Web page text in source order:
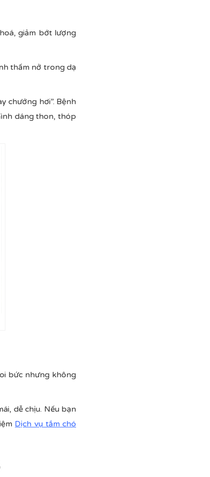
giảm bớt lượng
thấm nở trong dạ
chướng hơi”. Bệnh
dáng thon, thóp
bức nhưng không
dễ chịu. Nếu bạn
Dịch vụ tắm chó